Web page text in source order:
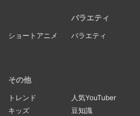
ショートアニメ
バラエティ
バラエティ
その他
トレンド
人気YouTuber
キッズ
豆知識